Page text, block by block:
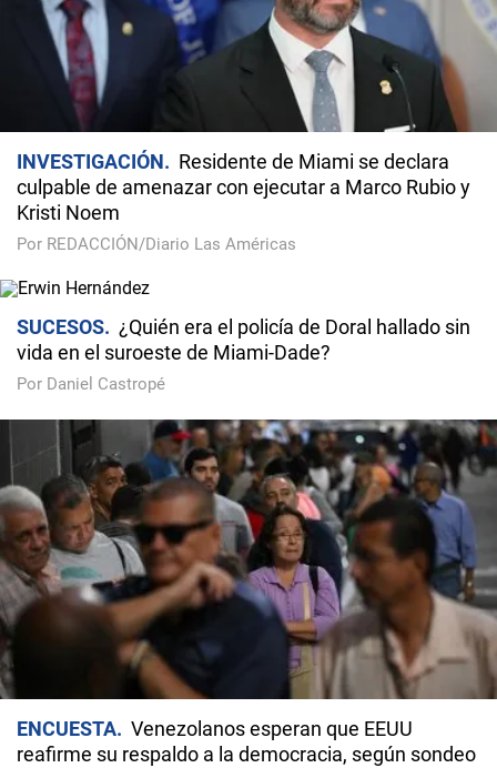
INVESTIGACIÓN
Residente de Miami se declara
culpable de amenazar con ejecutar a Marco Rubio y
Kristi Noem
Por REDACCIÓN/Diario Las Américas
SUCESOS
¿Quién era el policía de Doral hallado sin
vida en el suroeste de Miami-Dade?
Por Daniel Castropé
ENCUESTA
Venezolanos esperan que EEUU
reafirme su respaldo a la democracia, según sondeo